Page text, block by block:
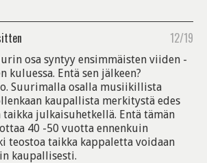
12/19
osa syntyy ensimmäisten viiden -
kuluessa. Entä sen jälkeen?
Suurimalla osalla musiikillista
kaupallista merkitystä edes
taikka julkaisuhetkellä. Entä tämän
40 -50 vuotta ennenkuin
teostoa taikka kappaletta voidaan
kaupallisesti.